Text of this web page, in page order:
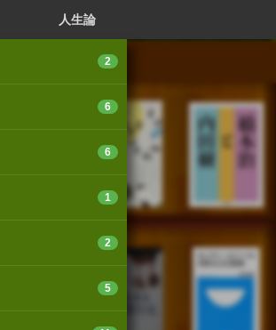
人生論
2
6
6
1
2
5
パソコン版
個人情報保護基本方針
に関するガイドライン
情報の取得について